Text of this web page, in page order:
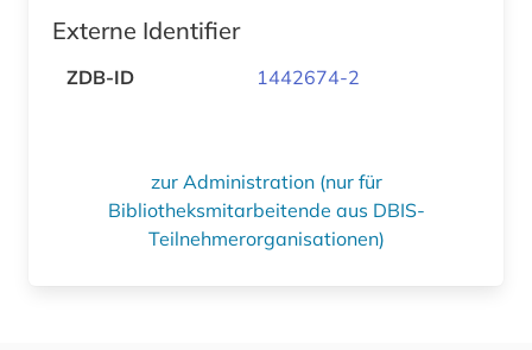
Externe Identifier
ZDB-ID 1442674-2
zur Administration (nur für
Bibliotheksmitarbeitende aus DBIS-
Teilnehmerorganisationen)